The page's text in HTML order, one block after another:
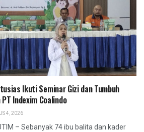
Ikuti Seminar Gizi dan Tumbuh
Indexim Coalindo
4, 2026
– Sebanyak 74 ibu balita dan kader